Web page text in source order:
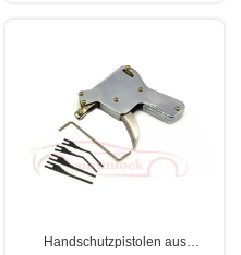
Handschutzpistolen aus